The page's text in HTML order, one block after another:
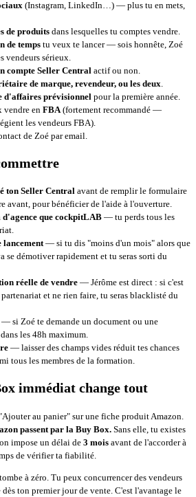
(Instagram, LinkedIn…) — plus tu en mets,
de produitsdans lesquelles tu comptes vendre.
de temps tu veux te lancer — sois honnête, Zoé
vendeurs sérieux.
compte Seller Central actif ou non.
de marque, revendeur, ou les deux
d'affaires prévisionnel pour la première année.
vendre en FBA (fortement recommandé —
les vendeurs FBA).
de Zoé par email.
ton Seller Central avant de remplir le formulaire
avant, pour bénéficier de l'aide à l'ouverture.
que cockpitLAB — tu perds tous les
lancement— si tu dis "moins d'un mois" alors que
se démotiver rapidement et tu seras sorti du
réelle de vendre — Jérôme est direct : si c'est
et ne rien faire, tu seras blacklisté du
— si Zoé te demande un document ou une
les 48h maximum.
— laisser des champs vides réduit tes chances
tous les membres de la formation.
immédiat change tout
au panier" sur une fiche produit Amazon.
passent par la Buy Box. Sans elle, tu existes
impose un délai de 3 mois avant de l'accorder à
de vérifier ta fiabilité.
à zéro. Tu peux concurrencer des vendeurs
ton premier jour de vente. C'est l'avantage le